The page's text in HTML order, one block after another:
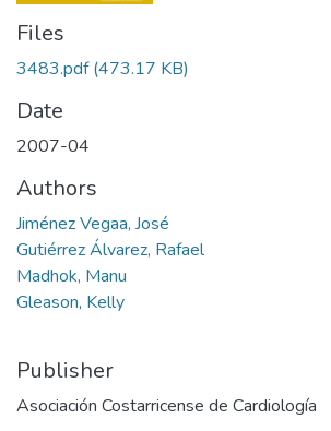
Files
3483.pdf(473.17 KB)
Date
2007-04
Authors
Jiménez Vegaa, José
Gutiérrez Álvarez, Rafael
Madhok, Manu
Gleason, Kelly
Publisher
Asociación Costarricense de Cardiología